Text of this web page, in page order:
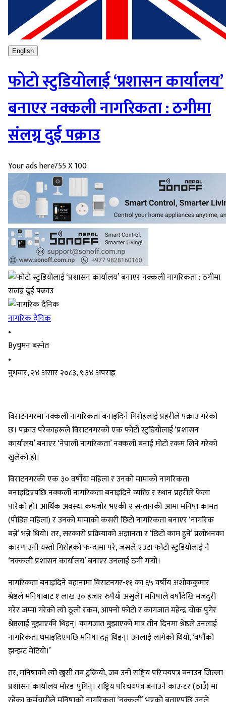
English
फोटो स्टुडियोलाई ‘प्रशासन कार्यालय’
बनाएर नक्कली नागरिकता : ठगीमा
संलग्न दुई पक्राउ
Your ads here755 X 100
नागरिक दैनिक
•
Byचुमन बस्नेत
•
बुधबार, २४ असार २०८३, ९:३४ अपराह्न
विराटनगरमा नक्कली नागरिकता बनाइदिने गिरोहलाई प्रहरीले पक्राउ गरेको
छ। पक्राउ परेकाहरूले विराटनगरको एक फोटो स्टुडियोलाई ‘प्रशासन
कार्यालय’ बनाएर ‘नेपाली नागरिकता’ नक्कली बनाई मोटो रकम लिने गरेको
खुलेको हो।
विराटनगरकी एक ३० वर्षीया महिला र उनको मामाको नागरिकता
बनाइदिएपछि नक्कली नागरिकता बनाइदिने व्यक्ति र स्थान प्रहरीले फेला
पारेको हो। आर्थिक अवस्था कमजोर भएकी २ सन्तानकी आमा मनिषा कामत
(पीडित महिला) र उनको मामाको कसरी छिटो नागरिकता बनाएर ‘नागरिक
बन्ने’ भन्ने थियो। तर, सरकारी प्रक्रियाको अज्ञानता र ‘छिटो काम हुने’ प्रलोभनका
कारण उनी यस्तो गिरोहको फन्दामा परे, जसले एउटा फोटो स्टुडियोलाई नै
‘नक्कली प्रशासन कार्यालय’ बनाएर उनलाई ठगी गर्‍यो।
नागरिकता बनाइदिने बहानामा विराटनगर-११ का ६५ वर्षीय अशोककुमार
श्रेष्ठले मनिषाबाट १ लाख ३० हजार रुपैयाँ असुले। मनिषाले वर्षौंदेखि मजदुरी
गरेर जम्मा गरेको त्यो ठूलो रकम, आफ्नो फोटो र कागजात महेन्द्र चोक पुगेर
श्रेष्ठलाई बुझाएकी थिइन्। कागजात बुझाएको मात्र तीन दिनमा श्रेष्ठले उनलाई
नागरिकता थमाइदिएपछि मनिषा दङ्ग थिइन्। उनलाई लागेको थियो, ‘वर्षौँको
झन्झट मेटियो।’
तर, मनिषाको त्यो खुसी तब टुक्रियो, जब उनी राष्ट्रिय परिचयपत्र बनाउन जिल्ला
प्रशासन कार्यालय मोरङ पुगिन्। राष्ट्रिय परिचयपत्र बनाउने काउन्टर (ठाउँ) मा